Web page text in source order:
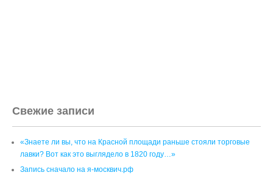
Свежие записи
«Знаете ли вы, что на Красной площади раньше стояли торговые
лавки? Вот как это выглядело в 1820 году…»
Запись сначало на я-москвич.рф